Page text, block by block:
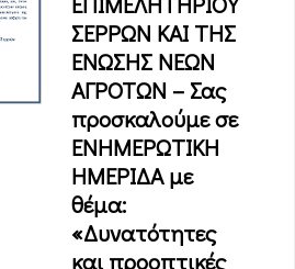
ΣΕΡΡΩΝ ΚΑΙ ΤΗΣ
ΕΝΩΣΗΣ ΝΕΩΝ
ΑΓΡΟΤΩΝ – Σας
προσκαλούμε σε
ΕΝΗΜΕΡΩΤΙΚΗ
ΗΜΕΡΙΔΑ με
θέμα:
«Δυνατότητες
και προοπτικές